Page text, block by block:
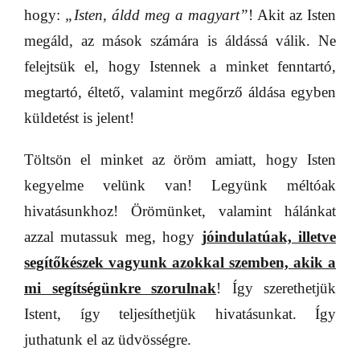
hogy: „Isten, áldd meg a magyart”! Akit az Isten
megáld, az mások számára is áldássá válik. Ne
felejtsük el, hogy Istennek a minket fenntartó,
megtartó, éltető, valamint megőrző áldása egyben
küldetést is jelent!
Töltsön el minket az öröm amiatt, hogy Isten
kegyelme velünk van! Legyünk méltóak
hivatásunkhoz! Örömünket, valamint hálánkat
azzal mutassuk meg, hogy jóindulatúak, illetve
segítőkészek vagyunk azokkal szemben, akik a
mi segítségünkre szorulnak! Így szerethetjük
Istent, így teljesíthetjük hivatásunkat. Így
juthatunk el az üdvösségre.